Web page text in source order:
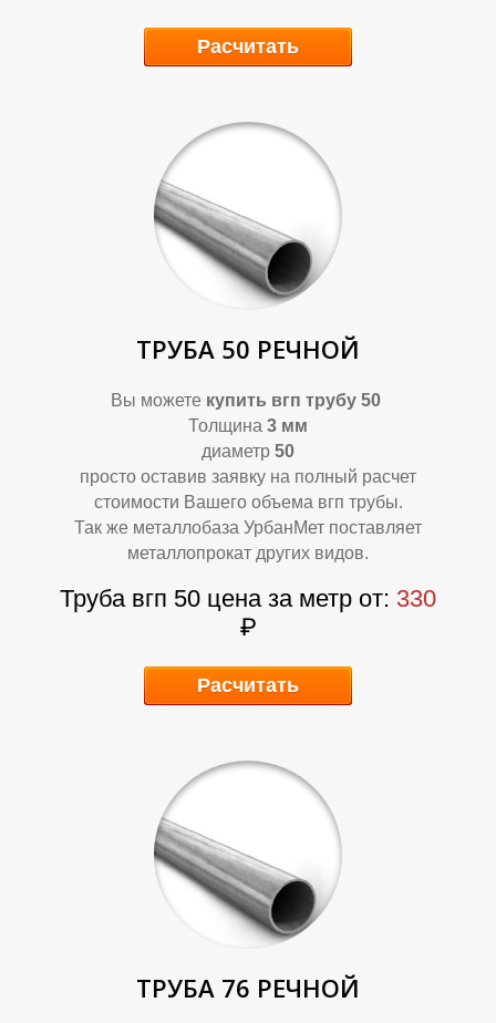
О
К
Расчитать
ТРУБА 50 РЕЧНОЙ
Вы можете купить вгп трубу 50
Толщина 3 мм
диаметр 50
просто оставив заявку на полный расчет
стоимости Вашего объема вгп трубы.
Так же металлобаза УрбанМет поставляет
металлопрокат других видов.
Труба вгп 50 цена за метр от: 330
₽
Расчитать
ТРУБА 76 РЕЧНОЙ
О
К